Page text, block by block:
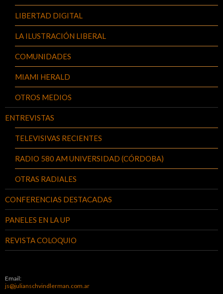
LIBERTAD DIGITAL
LA ILUSTRACIÓN LIBERAL
COMUNIDADES
MIAMI HERALD
OTROS MEDIOS
ENTREVISTAS
TELEVISIVAS RECIENTES
RADIO 580 AM UNIVERSIDAD (CÓRDOBA)
OTRAS RADIALES
CONFERENCIAS DESTACADAS
PANELES EN LA UP
REVISTA COLOQUIO
Email:
js@julianschvindlerman.com.ar